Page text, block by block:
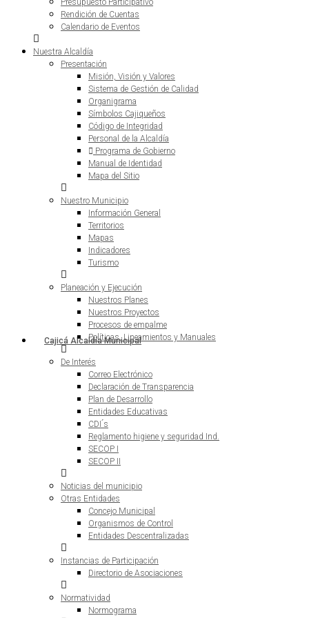
Presupuesto Participativo
Rendición de Cuentas
Calendario de Eventos
Nuestra Alcaldía
Presentación
Misión, Visión y Valores
Sistema de Gestión de Calidad
Organigrama
Símbolos Cajiqueños
Código de Integridad
Personal de la Alcaldía
Programa de Gobierno
Manual de Identidad
Mapa del Sitio
Nuestro Municipio
Información General
Territorios
Mapas
Indicadores
Turismo
Planeación y Ejecución
Nuestros Planes
Nuestros Proyectos
Procesos de empalme
Políticas, Lineamientos y Manuales
De Interés
Correo Electrónico
Declaración de Transparencia
Plan de Desarrollo
Entidades Educativas
CDI ́s
Reglamento higiene y seguridad Ind.
SECOP I
SECOP II
Noticias del municipio
Otras Entidades
Concejo Municipal
Organismos de Control
Entidades Descentralizadas
Instancias de Participación
Directorio de Asociaciones
Normatividad
Normograma